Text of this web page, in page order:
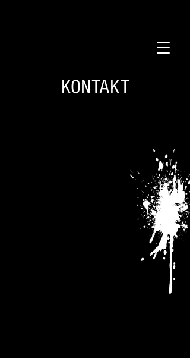
KONTAKT